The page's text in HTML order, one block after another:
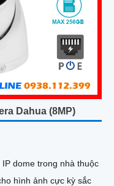
Dahua (8MP)
dome trong nhà thuộc
hình ảnh cực kỳ sắc